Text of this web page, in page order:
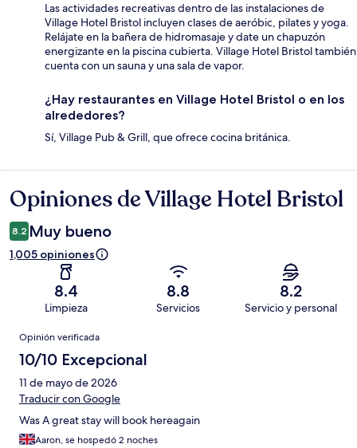
Las actividades recreativas dentro de las instalaciones de
Village Hotel Bristol incluyen clases de aeróbic, pilates y yoga.
Relájate en la bañera de hidromasaje y date un chapuzón
energizante en la piscina cubierta. Village Hotel Bristol también
cuenta con un sauna y una sala de vapor.
¿Hay restaurantes en Village Hotel Bristol o en los
alrededores?
Sí, Village Pub & Grill, que ofrece cocina británica.
Opiniones
Opiniones de Village Hotel Bristol
8.2 Muy bueno
1,005 opiniones
8.4
Limpieza
8.8
Servicios
8.2
Servicio y personal
Opiniones
Opinión verificada
10/10 Excepcional
11 de mayo de 2026
Traducir con Google
Was A great stay will book hereagain
Aaron, se hospedó 2 noches